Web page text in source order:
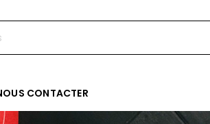
CONTACTER